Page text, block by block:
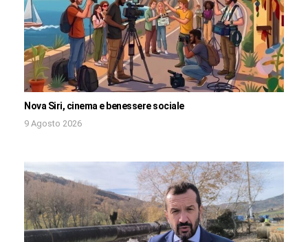
Nova Siri, cinema e benessere sociale
9 Agosto 2026